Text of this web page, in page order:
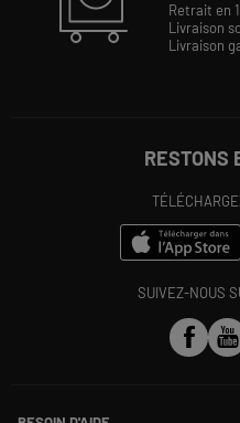
Retrait en
Livraison
Livraison
RESTONS
SUIVEZ-NOUS